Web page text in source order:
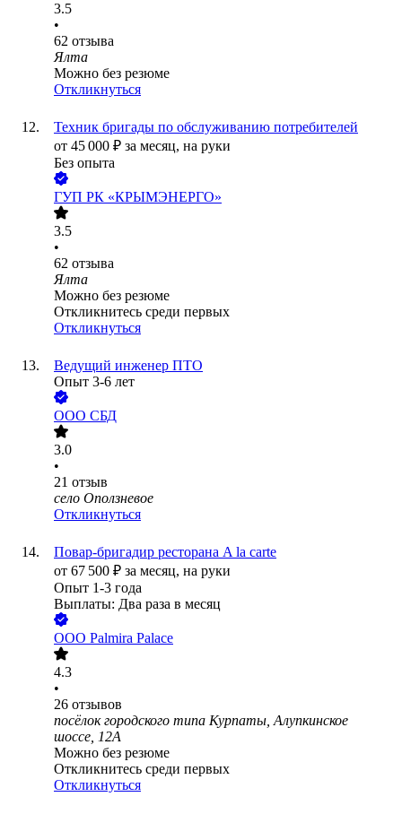
3.5
•
62 отзыва
Ялта
Можно без резюме
Откликнуться
Техник бригады по обслуживанию потребителей
от 45 000 ₽ за месяц, на руки
Без опыта
ГУП РК «КРЫМЭНЕРГО»
3.5
•
62 отзыва
Ялта
Можно без резюме
Откликнитесь среди первых
Откликнуться
Ведущий инженер ПТО
Опыт 3-6 лет
ООО СБД
3.0
•
21 отзыв
село Оползневое
Откликнуться
Повар-бригадир ресторана A la carte
от 67 500 ₽ за месяц, на руки
Опыт 1-3 года
Выплаты: Два раза в месяц
ООО Palmira Palace
4.3
•
26 отзывов
посёлок городского типа Курпаты, Алупкинское
шоссе, 12А
Можно без резюме
Откликнитесь среди первых
Откликнуться